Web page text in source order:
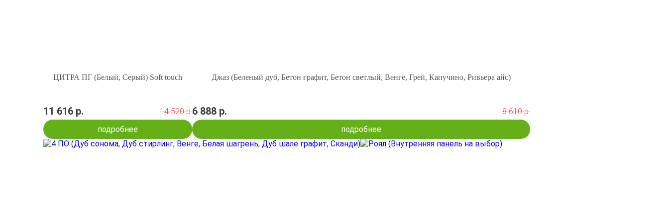
ЦИТРА ПГ (Белый, Серый) Soft touch
11 616 р.
14 520 р.
подробнее
Джаз (Беленый дуб, Бетон графит, Бетон светлый, Венге, Грей, Капучино, Ривьера айс)
6 888 р.
8 610 р.
подробнее